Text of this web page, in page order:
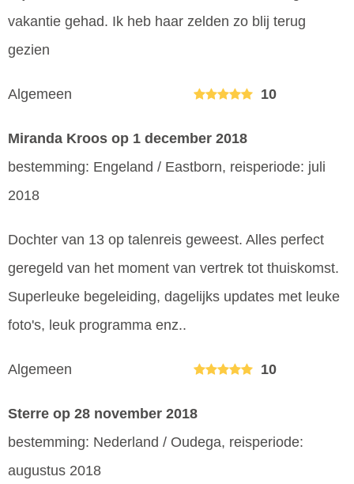
vakantie gehad. Ik heb haar zelden zo blij terug
gezien
Algemeen 10
Miranda Kroos op 1 december 2018
bestemming: Engeland / Eastborn, reisperiode: juli
2018
Dochter van 13 op talenreis geweest. Alles perfect
geregeld van het moment van vertrek tot thuiskomst.
Superleuke begeleiding, dagelijks updates met leuke
foto's, leuk programma enz..
Algemeen 10
Sterre op 28 november 2018
bestemming: Nederland / Oudega, reisperiode:
augustus 2018